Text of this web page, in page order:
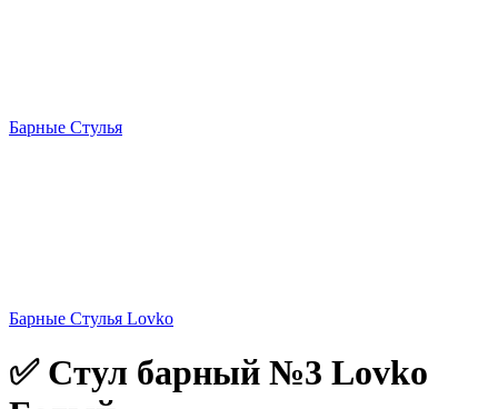
Барные Стулья
Барные Стулья Lovko
✅ Стул барный №3 Lovko